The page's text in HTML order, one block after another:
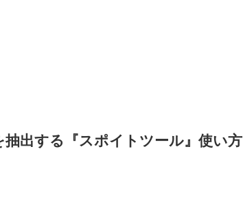
出する『スポイトツール』使い方